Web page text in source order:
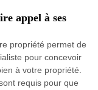
appel à ses
propriété permet de
pour concevoir
à votre propriété.
requis pour que